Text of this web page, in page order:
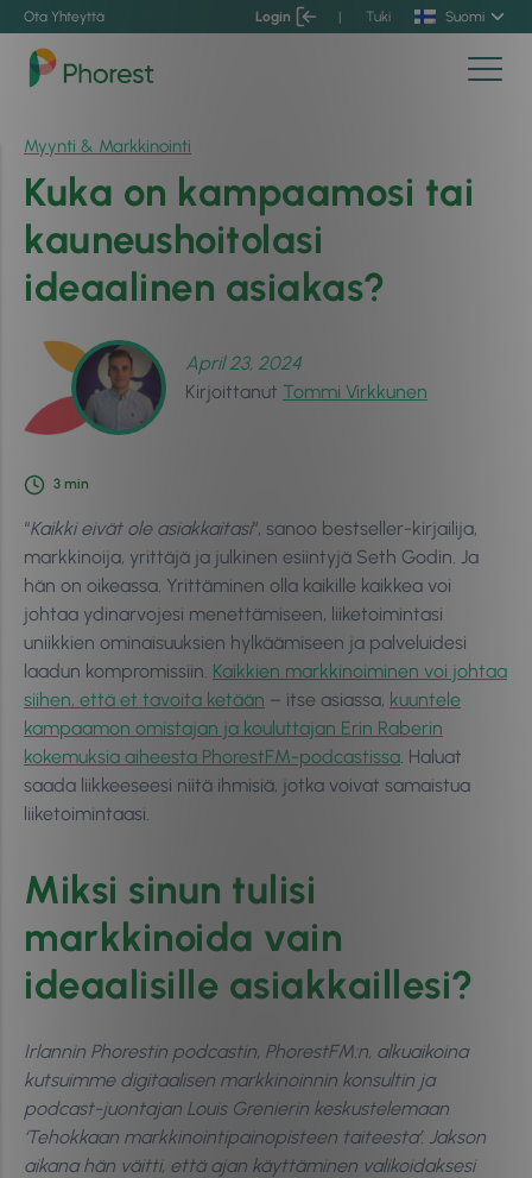
Ota Yhteyttä Login | Tuki Suomi
Myynti & Markkinointi
Kuka on kampaamosi tai
kauneushoitolasi
ideaalinen asiakas?
April 23, 2024
Kirjoittanut Tommi Virkkunen
3 min
“Kaikki eivät ole asiakkaitasi“, sanoo bestseller-kirjailija,
markkinoija, yrittäjä ja julkinen esiintyjä Seth Godin. Ja
hän on oikeassa. Yrittäminen olla kaikille kaikkea voi
johtaa ydinarvojesi menettämiseen, liiketoimintasi
uniikkien ominaisuuksien hylkäämiseen ja palveluidesi
laadun kompromissiin. Kaikkien markkinoiminen voi johtaa
siihen, että et tavoita ketään – itse asiassa, kuuntele
kampaamon omistajan ja kouluttajan Erin Raberin
kokemuksia aiheesta PhorestFM-podcastissa. Haluat
saada liikkeeseesi niitä ihmisiä, jotka voivat samaistua
liiketoimintaasi.
Miksi sinun tulisi
markkinoida vain
ideaalisille asiakkaillesi?
Irlannin Phorestin podcastin, PhorestFM:n, alkuaikoina
kutsuimme digitaalisen markkinoinnin konsultin ja
podcast-juontajan Louis Grenierin keskustelemaan
‘Tehokkaan markkinointipainopisteen taiteesta’. Jakson
aikana hän väitti, että ajan käyttäminen valikoidaksesi